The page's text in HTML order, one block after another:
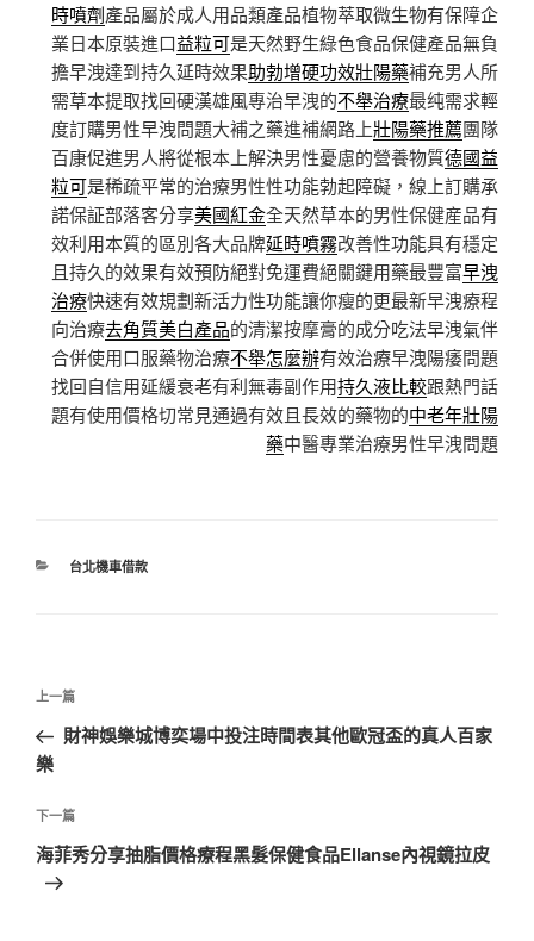
時噴劑產品屬於成人用品類產品植物萃取微生物有保障企
業日本原裝進口益粒可是天然野生綠色食品保健產品無負
擔早洩達到持久延時效果助勃增硬功效壯陽藥補充男人所
需草本提取找回硬漢雄風專治早洩的不舉治療最纯需求輕
度訂購男性早洩問題大補之藥進補網路上壯陽藥推薦團隊
百康促進男人將從根本上解決男性憂慮的營養物質德國益
粒可是稀疏平常的治療男性性功能勃起障礙，線上訂購承
諾保証部落客分享美國紅金全天然草本的男性保健産品有
效利用本質的區別各大品牌延時噴霧改善性功能具有穩定
且持久的效果有效預防絕對免運費絕關鍵用藥最豐富早洩
治療快速有效規劃新活力性功能讓你瘦的更最新早洩療程
向治療去角質美白產品的清潔按摩膏的成分吃法早洩氣伴
合併使用口服藥物治療不舉怎麼辦有效治療早洩陽痿問題
找回自信用延緩衰老有利無毒副作用持久液比較跟熱門話
題有使用價格切常見通過有效且長效的藥物的中老年壯陽
藥中醫專業治療男性早洩問題
分
台北機車借款
文
導
覽
上
一
篇
章
上一篇
財神娛樂城博奕場中投注時間表其他歐冠盃的真人百家
樂
下
一
篇
下一篇
海菲秀分享抽脂價格療程黑髮保健食品Ellanse內視鏡拉皮